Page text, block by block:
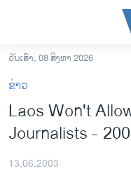
ເຂົ້າ
ຫາ
ຂ້າມ
ຂ້າມ
ຫາ
ອາເມຣິກາ
ຂ່າວ​ຈີນ
ວັນເສົາ, 08 ສິງຫາ 2026
ຂ່າວ
Laos Won't
Journalists -
13,06,2003